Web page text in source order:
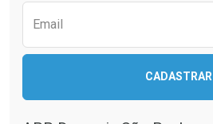
Email
CADASTRAR